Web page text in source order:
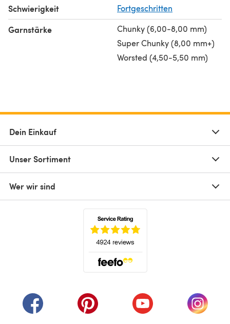
Schwierigkeit Fortgeschritten
Garnstärke
Chunky (6,00-8,00 mm)
Super Chunky (8,00 mm+)
Worsted (4,50-5,50 mm)
Dein Einkauf
Unser Sortiment
Wer wir sind
(öffnet sich in einem neuen Tab)
(öffnet sich in einem neuen Tab)
(öffnet sich in einem
(öffnet